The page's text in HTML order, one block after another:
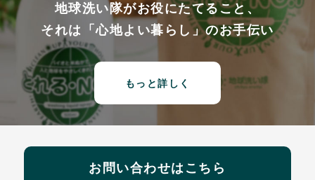
地球洗い隊がお役にたてること、
それは「心地よい暮らし」のお手伝い
もっと詳しく
お問い合わせはこちら